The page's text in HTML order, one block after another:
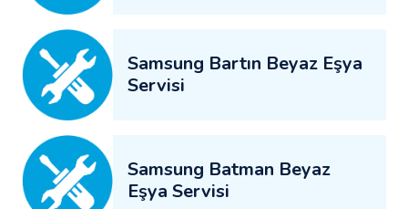
Samsung Bartın Beyaz Eşya
Servisi
Samsung Batman Beyaz
Eşya Servisi